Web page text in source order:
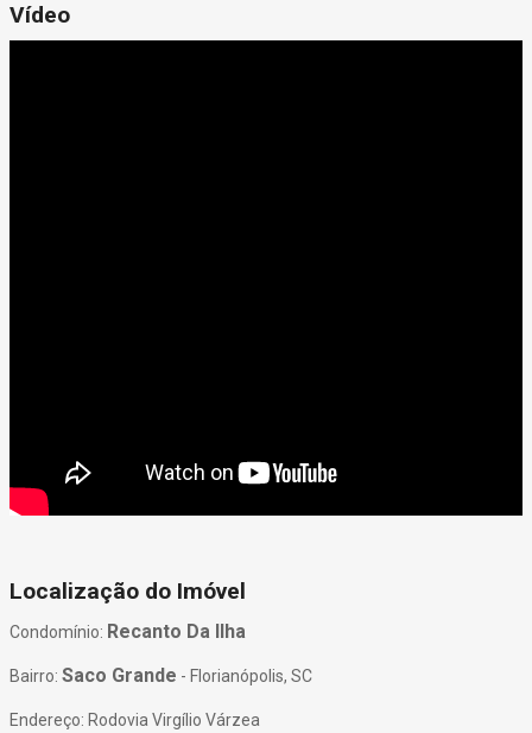
Vídeo
Localização do Imóvel
Condomínio: Recanto Da Ilha
Bairro: Saco Grande - Florianópolis, SC
Endereço: Rodovia Virgílio Várzea